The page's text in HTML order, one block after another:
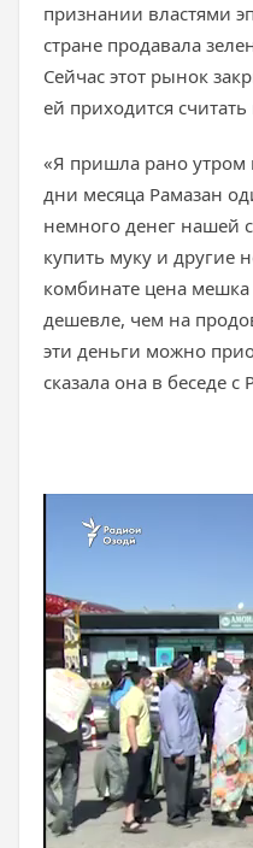
признании властями
стране продавала
Сейчас этот рынок
ей приходится
«Я пришла рано утром
дни месяца Рамазан
немного денег нашей
купить муку и другие
комбинате цена
дешевле, чем на
эти деньги можно
сказала она в беседе